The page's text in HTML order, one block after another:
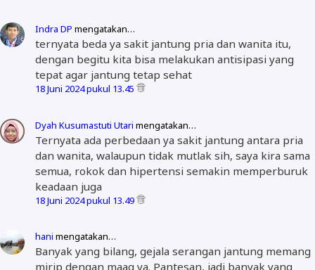
Indra DP mengatakan…
ternyata beda ya sakit jantung pria dan wanita itu,
dengan begitu kita bisa melakukan antisipasi yang
tepat agar jantung tetap sehat
18 Juni 2024 pukul 13.45
Dyah Kusumastuti Utari mengatakan…
Ternyata ada perbedaan ya sakit jantung antara pria
dan wanita, walaupun tidak mutlak sih, saya kira sama
semua, rokok dan hipertensi semakin memperburuk
keadaan juga
18 Juni 2024 pukul 13.49
hani mengatakan…
Banyak yang bilang, gejala serangan jantung memang
mirip dengan maag ya. Pantesan, jadi banyak yang